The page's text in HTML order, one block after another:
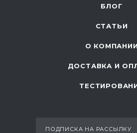
БЛОГ
СТАТЬИ
О КОМПАНИИ
ДОСТАВКА И
ПОДПИСКА НА РАССЫЛКУ